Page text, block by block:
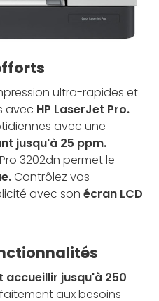
ultra-rapides et
avec HP LaserJet Pro.
avec une
jusqu'à 25 ppm.
3202dn permet le
Contrôlez vos
avec son écran LCD
accueillir jusqu'à 250
aux besoins